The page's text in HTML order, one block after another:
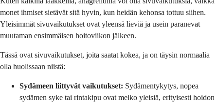
monet ihmiset sietävät sitä hyvin, kun heidän kehonsa tottuu siihen.
Yleisimmät sivuvaikutukset ovat yleensä lieviä ja usein paranevat
muutaman ensimmäisen hoitoviikon jälkeen.
Tässä ovat sivuvaikutukset, joita saatat kokea, ja on täysin normaalia
olla huolissaan niistä:
Sydämeen liittyvät vaikutukset: Sydämentykytys, nopea
sydämen syke tai rintakipu ovat melko yleisiä, erityisesti hoidon